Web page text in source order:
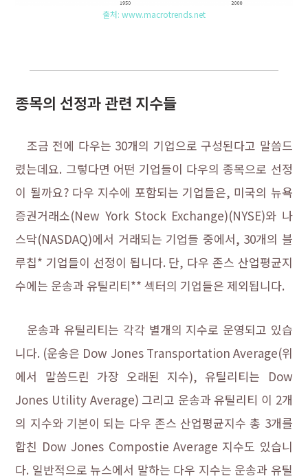
출처: www.macrotrends.net
종목의 선정과 관련 지수들
조금 전에 다우는 30개의 기업으로 구성된다고 말씀드
렸는데요. 그렇다면 어떤 기업들이 다우의 종목으로 선정
이 될까요? 다우 지수에 포함되는 기업들은, 미국의 뉴욕
증권거래소(New York Stock Exchange)(NYSE)와 나
스닥(NASDAQ)에서 거래되는 기업들 중에서, 30개의 블
루칩* 기업들이 선정이 됩니다. 단, 다우 존스 산업평균지
수에는 운송과 유틸리티** 섹터의 기업들은 제외됩니다.
운송과 유틸리티는 각각 별개의 지수로 운영되고 있습
니다. (운송은 Dow Jones Transportation Average(위
에서 말씀드린 가장 오래된 지수), 유틸리티는 Dow
Jones Utility Average) 그리고 운송과 유틸리티 이 2개
의 지수와 기본이 되는 다우 존스 산업평균지수 총 3개를
합친 Dow Jones Compostie Average 지수도 있습니
다. 일반적으로 뉴스에서 말하는 다우 지수는 운송과 유틸